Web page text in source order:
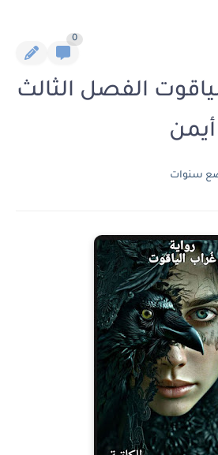
0
الفصل الثالث
سنوات